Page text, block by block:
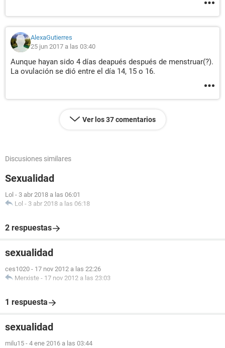
AlexaGutierres
25 jun 2017 a las 03:40
Aunque hayan sido 4 días deapués después de menstruar(?).
La ovulación se dió entre el día 14, 15 o 16.
Ver los 37 comentarios
Discusiones similares
Sexualidad
Lol - 3 abr 2018 a las 06:01
Lol - 3 abr 2018 a las 06:18
2 respuestas
sexualidad
ces1020 - 17 nov 2012 a las 22:26
Merxiste - 17 nov 2012 a las 23:03
1 respuesta
sexualidad
milu15 - 4 ene 2016 a las 03:44